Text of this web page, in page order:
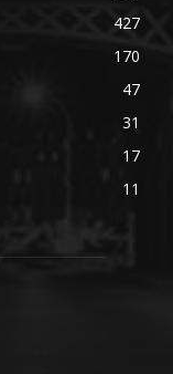
427
170
47
31
17
11